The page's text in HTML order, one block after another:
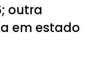
outra
em estado